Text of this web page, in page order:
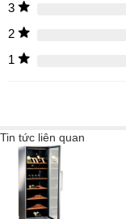
Ngay cả những rung
3
2
1
Tin tức liên quan